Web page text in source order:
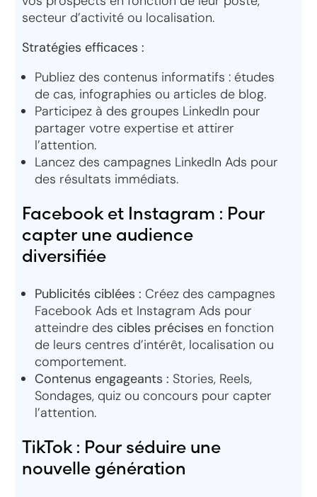
secteur d’activité ou localisation.
Stratégies efficaces :
Publiez des contenus informatifs : études
de cas, infographies ou articles de blog.
Participez à des groupes LinkedIn pour
partager votre expertise et attirer
l’attention.
Lancez des campagnes LinkedIn Ads pour
des résultats immédiats.
Facebook et Instagram : Pour
capter une audience
diversifiée
Publicités ciblées : Créez des campagnes
Facebook Ads et Instagram Ads pour
atteindre des cibles précises en fonction
de leurs centres d’intérêt, localisation ou
comportement.
Contenus engageants : Stories, Reels,
Sondages, quiz ou concours pour capter
l’attention.
TikTok : Pour séduire une
nouvelle génération